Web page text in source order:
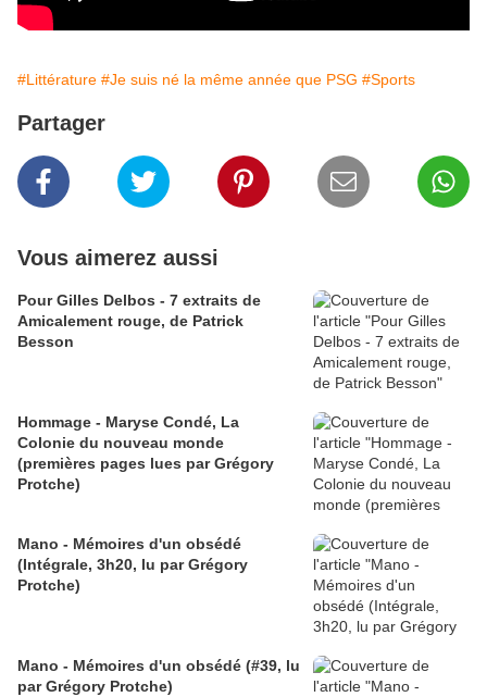
#Littérature #Je suis né la même année que PSG #Sports
Partager
Vous aimerez aussi
Pour Gilles Delbos - 7 extraits de
Amicalement rouge, de Patrick
Besson
Hommage - Maryse Condé, La
Colonie du nouveau monde
(premières pages lues par Grégory
Protche)
Mano - Mémoires d'un obsédé
(Intégrale, 3h20, lu par Grégory
Protche)
Mano - Mémoires d'un obsédé (#39, lu
par Grégory Protche)